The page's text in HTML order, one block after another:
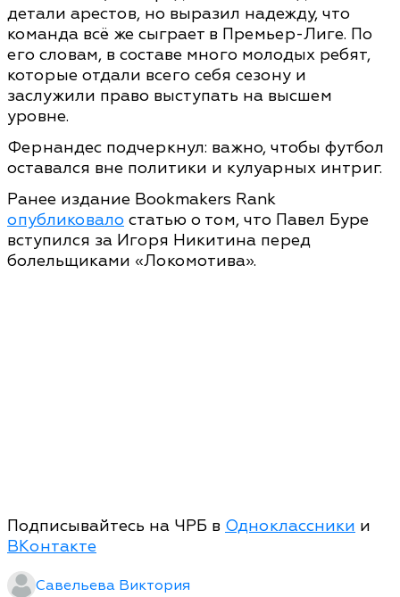
детали арестов, но выразил надежду, что
команда всё же сыграет в Премьер-Лиге. По
его словам, в составе много молодых ребят,
которые отдали всего себя сезону и
заслужили право выступать на высшем
уровне.
Фернандес подчеркнул: важно, чтобы футбол
оставался вне политики и кулуарных интриг.
Ранее издание Bookmakers Rank
опубликовало статью о том, что Павел Буре
вступился за Игоря Никитина перед
болельщиками «Локомотива».
Подписывайтесь на ЧРБ в Одноклассники и
ВКонтакте
Савельева Виктория